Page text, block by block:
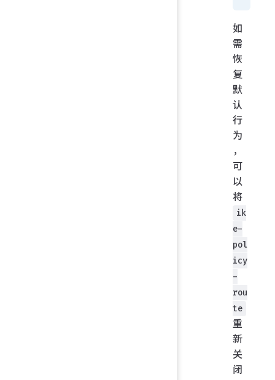
如
需
恢
复
默
认
行
为
，
可
以
将
ik
e-
pol
icy
-
rou
te
重
新
关
闭